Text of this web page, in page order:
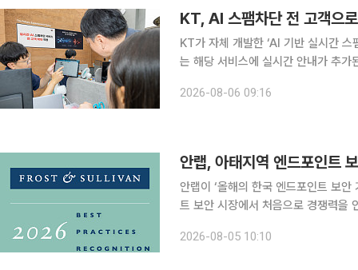
KT, AI 스팸차단 전 고객으
KT가 자체 개발한 ‘AI 기반 실시간
는 해당 서비스에 실시간 안내가 추가된
비스’에 KT알뜰폰 포함 전 고객을 대
2026-08-06 09:16
안랩, 아태지역 엔드포인트
안랩이 ‘올해의 한국 엔드포인트 보
트 보안 시장에서 처음으로 경쟁력을 인정받았다. 안랩이 글로벌 시장조사
2026-08-05 10:10